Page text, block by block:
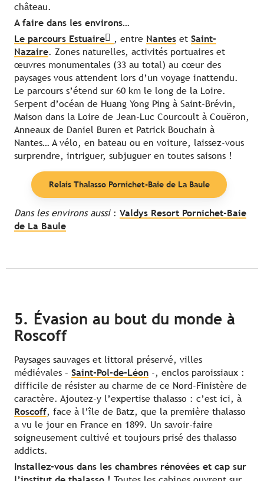
château.
A faire dans les environs…
Le parcours Estuaire
, entre Nantes et Saint-
Nazaire. Zones naturelles, activités portuaires et
œuvres monumentales (33 au total) au cœur des
paysages vous attendent lors d’un voyage inattendu.
Le parcours s’étend sur 60 km le long de la Loire.
Serpent d’océan de Huang Yong Ping à Saint-Brévin,
Maison dans la Loire de Jean-Luc Courcoult à Couëron,
Anneaux de Daniel Buren et Patrick Bouchain à
Nantes… A vélo, en bateau ou en voiture, laissez-vous
surprendre, intriguer, subjuguer en toutes saisons !
Relais Thalasso Pornichet-Baie de La Baule
Dans les environs aussi: Valdys Resort Pornichet-Baie
de La Baule
5. Évasion au bout du monde à
Roscoff
Paysages sauvages et littoral préservé, villes
médiévales – Saint-Pol-de-Léon -, enclos paroissiaux :
difficile de résister au charme de ce Nord-Finistère de
caractère. Ajoutez-y l’expertise thalasso : c’est ici, à
Roscoff, face à l’île de Batz, que la première thalasso
a vu le jour en France en 1899. Un savoir-faire
soigneusement cultivé et toujours prisé des thalasso
addicts.
Installez-vous dans les chambres rénovées et cap sur